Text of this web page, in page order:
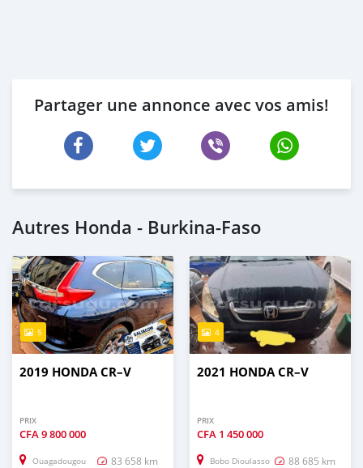
Partager une annonce avec vos amis!
Autres Honda - Burkina-Faso
5
2019 HONDA CR–V
PRIX
CFA 9 800 000
Ouagadougou 83 658 km
4
2021 HONDA CR–V
PRIX
CFA 1 450 000
Bobo Dioulasso 88 685 km